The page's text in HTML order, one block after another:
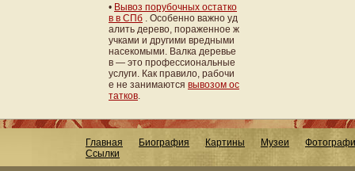
• Вывоз порубочных остатко
в в СПб . Особенно важно уд
алить дерево, пораженное ж
учками и другими вредными
насекомыми. Валка деревье
в — это профессиональные
услуги. Как правило, рабочи
е не занимаются вывозом ос
татков
Главная Биография Картины Музеи
Ссылки